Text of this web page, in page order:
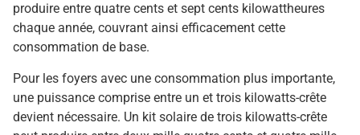
produire entre quatre cents et sept cents kilowattheures
chaque année, couvrant ainsi efficacement cette
consommation de base.
Pour les foyers avec une consommation plus importante,
une puissance comprise entre un et trois kilowatts-crête
devient nécessaire. Un kit solaire de trois kilowatts-crête